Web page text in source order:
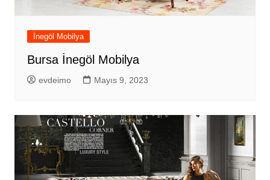
İnegöl Mobilya
Bursa İnegöl Mobilya
evdeimo Mayıs 9, 2023